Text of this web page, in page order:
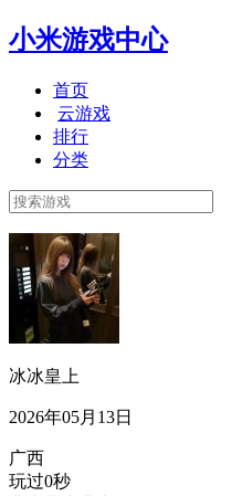
小米游戏中心
首页
云游戏
排行
分类
冰冰皇上
2026年05月13日
广西
玩过0秒